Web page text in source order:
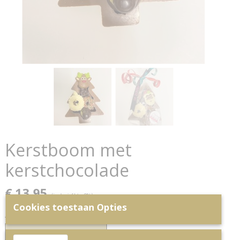
Kerstboom met
kerstchocolade
€ 13,95 (inclusief btw 9%)
Aantal
Cookies toestaan Opties